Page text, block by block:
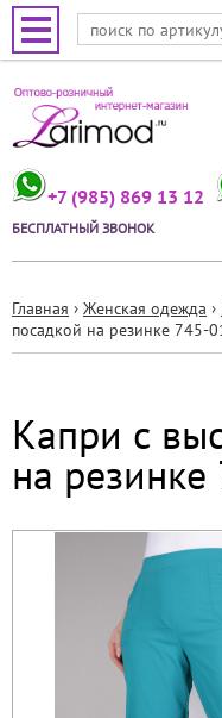
+7 (985) 869 13 12
БЕСПЛАТНЫЙ ЗВОНОК
Вы
Главная › Женская одежда ›
посадкой на резинке 745-
Капри с
на